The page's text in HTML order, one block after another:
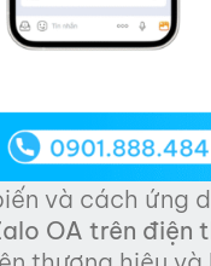
và cách ứng
OA trên điện